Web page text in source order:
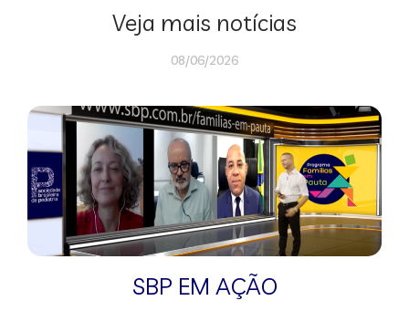
Veja mais notícias
08/06/2026
SBP EM AÇÃO